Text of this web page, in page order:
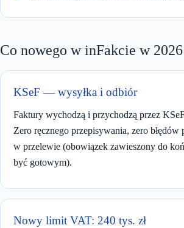
Co nowego w inFakcie w
KSeF — wysyłka i odbiór
Faktury wychodzą i przychodzą przez
Zero ręcznego przepisywania, zero błędów
w przelewie (obowiązek zawieszony do
być gotowym).
Nowy limit VAT: 240 tys. zł